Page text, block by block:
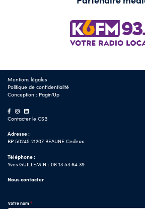
Mentions légales
Politique de confidentialité
Conception : Pagin'Up
Contacter le CSB
Adresse :
BP 50245 21207 BEAUNE Cedex<
Téléphone :
Yves GUILLEMIN : 06 13 53 64 39
Nous contacter
Votre nom *